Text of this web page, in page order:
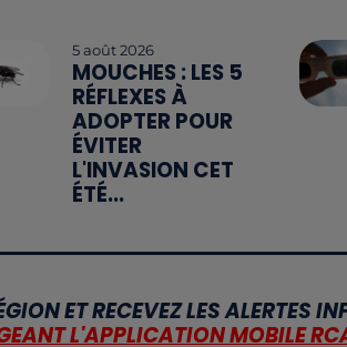
5 août 2026
MOUCHES : LES 5
RÉFLEXES À
ADOPTER POUR
ÉVITER
L'INVASION CET
ÉTÉ...
ET RECEVEZ LES ALERTES
L'APPLICATION MOBILE